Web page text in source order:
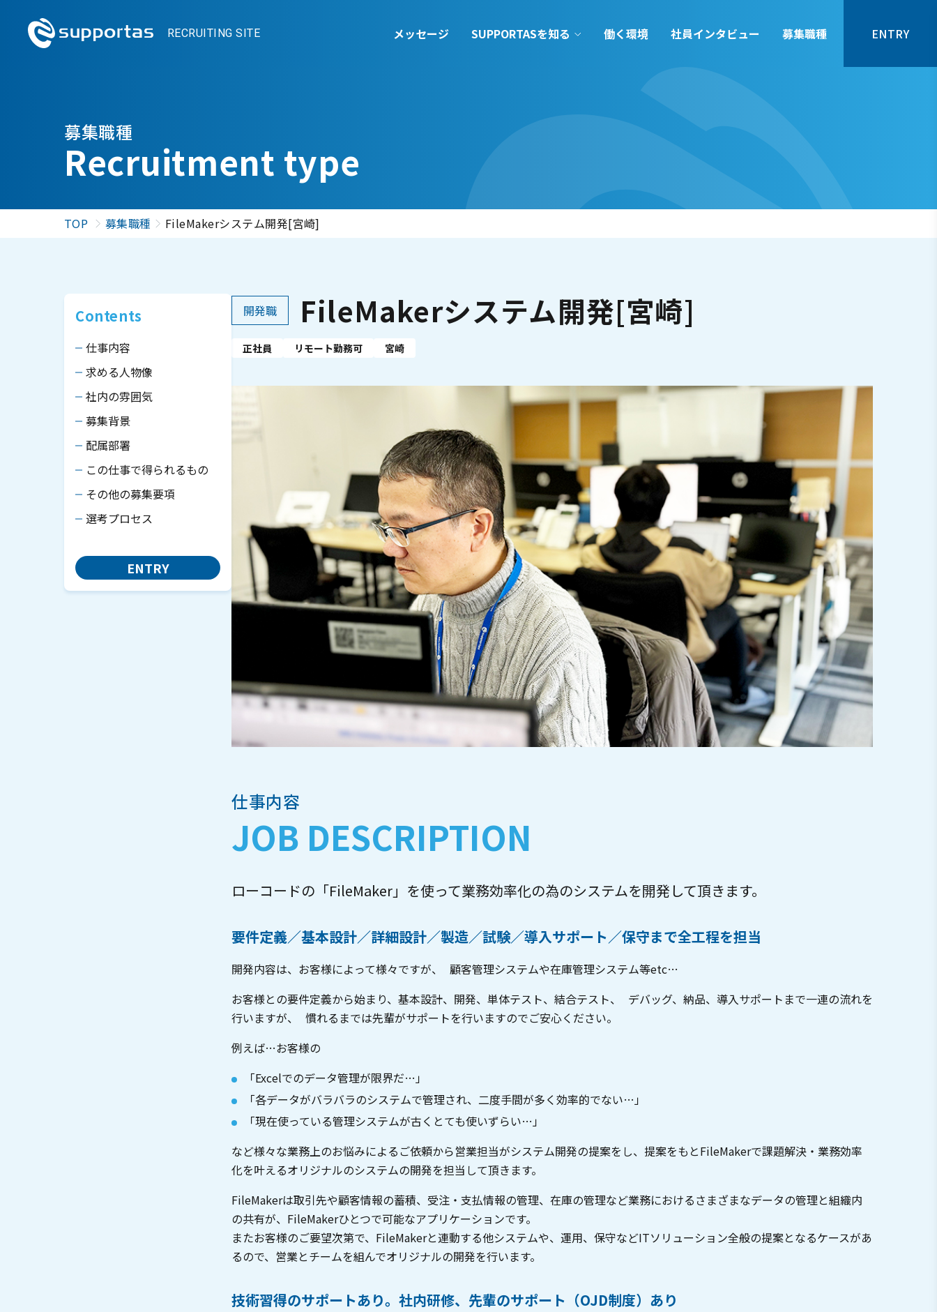
RECRUITING SITE メッセージ SUPPORTASを知る 働く環境 社員インタビュー 募集職種 ENTRY
募集職種
Recruitment type
TOP 募集職種 FileMakerシステム開発[宮崎]
Contents
仕事内容
求める人物像
社内の雰囲気
募集背景
配属部署
この仕事で得られるもの
その他の募集要項
選考プロセス
ENTRY
開発職 FileMakerシステム開発[宮崎]
正社員 リモート勤務可 宮崎
仕事内容
JOB DESCRIPTION
ローコードの「FileMaker」を使って業務効率化の為のシステムを開発して頂きます。
要件定義／基本設計／詳細設計／製造／試験／導入サポート／保守まで全工程を担当
開発内容は、お客様によって様々ですが、 顧客管理システムや在庫管理システム等etc…
お客様との要件定義から始まり、基本設計、開発、単体テスト、結合テスト、 デバッグ、納品、導入サポートまで一連の流れを
行いますが、 慣れるまでは先輩がサポートを行いますのでご安心ください。
例えば…お客様の
「Excelでのデータ管理が限界だ…」
「各データがバラバラのシステムで管理され、二度手間が多く効率的でない…」
「現在使っている管理システムが古くとても使いずらい…」
など様々な業務上のお悩みによるご依頼から営業担当がシステム開発の提案をし、提案をもとFileMakerで課題解決・業務効率
化を叶えるオリジナルのシステムの開発を担当して頂きます。
FileMakerは取引先や顧客情報の蓄積、受注・支払情報の管理、在庫の管理など業務におけるさまざまなデータの管理と組織内
の共有が、FileMakerひとつで可能なアプリケーションです。
またお客様のご要望次第で、FileMakerと連動する他システムや、運用、保守などITソリューション全般の提案となるケースがあ
るので、営業とチームを組んでオリジナルの開発を行います。
技術習得のサポートあり。社内研修、先輩のサポート（OJD制度）あり